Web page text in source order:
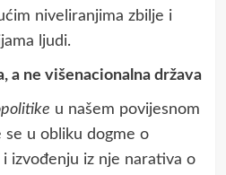
niveliranjima zbilje i
ljudi.
a ne višenacionalna država
u našem povijesnom
se u obliku dogme o
i izvođenju iz nje narativa o